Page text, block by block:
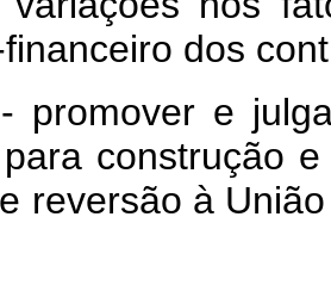
dos
e julgar
construção
reversão à